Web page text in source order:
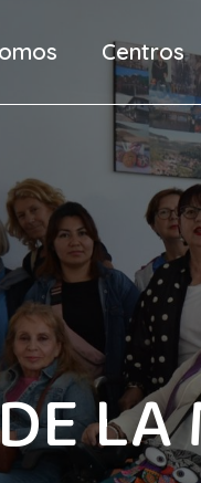
Centros
LA